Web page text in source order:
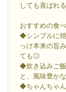
しても喜ばれ
おすすめの食
◆シンプルに
っけ本来の旨
ても◎
◆炊き込みご
と、風味豊か
◆ちゃんちゃ